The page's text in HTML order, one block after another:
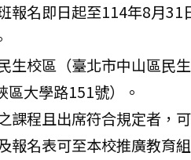
報名即日起至114年8月
生校區（臺北市中山區民
區大學路151號）。
課程且出席符合規定者，
報名表可至本校推廣教